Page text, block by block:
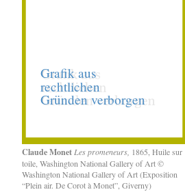
Claude Monet Les promeneurs, 1865, Huile sur
toile, Washington National Gallery of Art ©
Washington National Gallery of Art (Exposition
“Plein air. De Corot à Monet”, Giverny)